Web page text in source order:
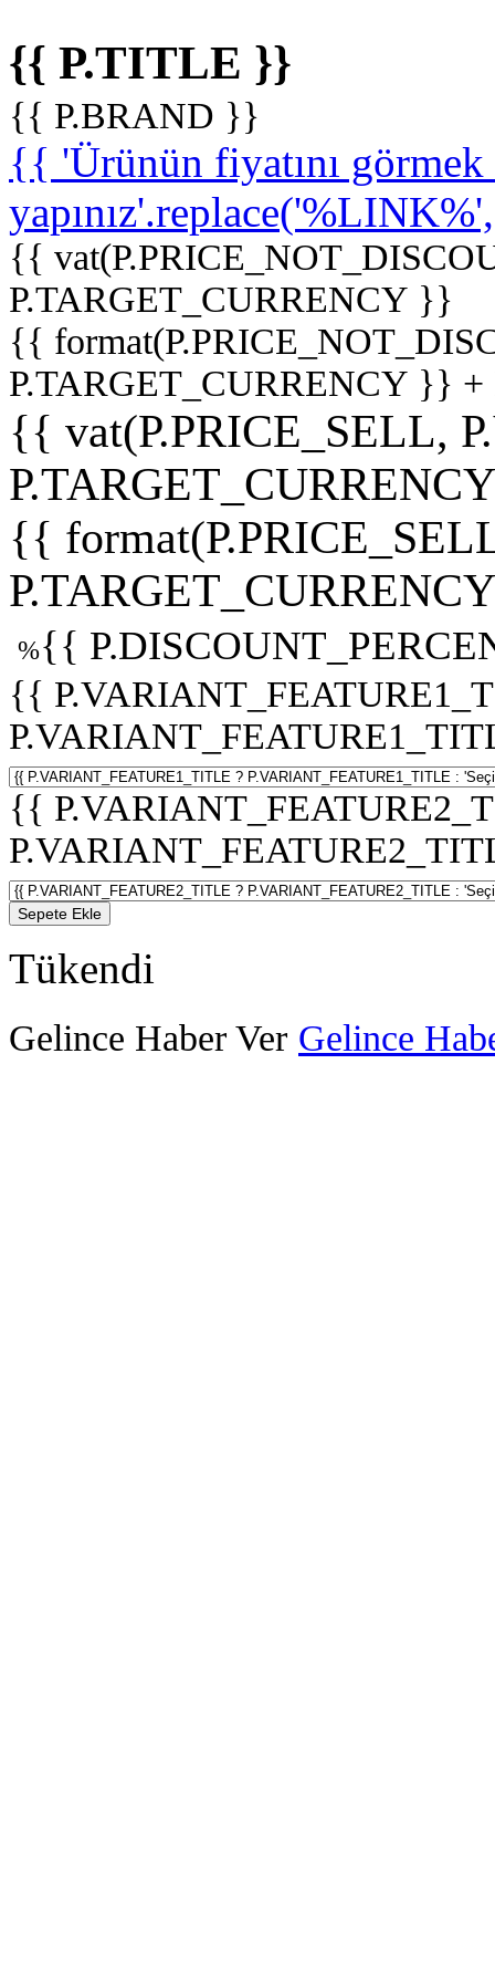
{{ P.TITLE }}
{{ P.BRAND }}
{{ 'Ürünün fiyatını
{{
P.TARGET_CURRENCY }}
{{
P.TARGET_CURRENCY }}
{{ vat(P.PRICE_SELL,
{{
%{{
{{
{{
Sepete Ekle
Tükendi
Gelince Haber Ver Gelince